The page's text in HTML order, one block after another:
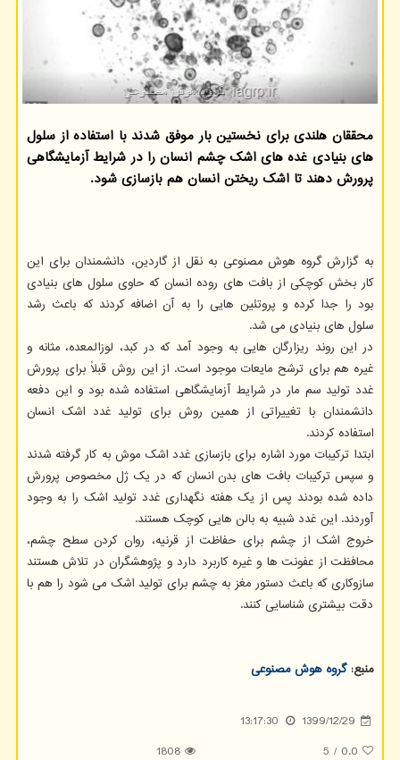
محققان هلندی برای نخستین بار موفق شدند با استفاده از سلول
های بنیادی غده های اشک چشم انسان را در شرایط آزمایشگاهی
پرورش دهند تا اشک ریختن انسان هم بازسازی شود.
به گزارش گروه هوش مصنوعی به نقل از گاردین، دانشمندان برای این
کار بخش کوچکی از بافت های روده انسان که حاوی سلول های بنیادی
بود را جدا کرده و پروتئین هایی را به آن اضافه کردند که باعث رشد
سلول های بنیادی می شد.
در این روند ریزارگان هایی به وجود آمد که در کبد، لوزالمعده، مثانه و
غیره هم برای ترشح مایعات موجود است. از این روش قبلاً برای پرورش
غدد تولید سم مار در شرایط آزمایشگاهی استفاده شده بود و این دفعه
دانشمندان با تغییراتی از همین روش برای تولید غدد اشک انسان
استفاده کردند.
ابتدا ترکیبات مورد اشاره برای بازسازی غدد اشک موش به کار گرفته شدند
و سپس ترکیبات بافت های بدن انسان که در یک ژل مخصوص پرورش
داده شده بودند پس از یک هفته نگهداری غدد تولید اشک را به وجود
آوردند. این غدد شبیه به بالن هایی کوچک هستند.
خروج اشک از چشم برای حفاظت از قرنیه، روان کردن سطح چشم،
محافظت از عفونت ها و غیره کاربرد دارد و پژوهشگران در تلاش هستند
سازوکاری که باعث دستور مغز به چشم برای تولید اشک می شود را هم با
دقت بیشتری شناسایی کنند.
منبع:گروه هوش مصنوعی
1399/12/29
13:17:30
0.0
/
5
1808